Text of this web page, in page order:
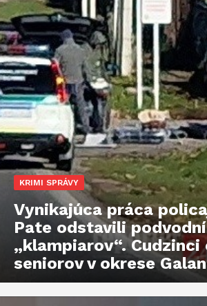
KRIMI SPRÁVY
Vynikajúca práca
Pate odstavili
„klampiarov“.
seniorov v okrese